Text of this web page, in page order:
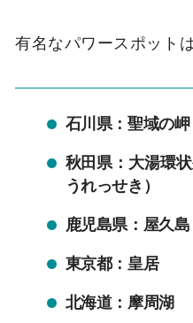
有名なパワースポット
石川県：聖域の岬
秋田県：大湯環
うれっせき）
鹿児島県：屋久島
東京都：皇居
北海道：摩周湖